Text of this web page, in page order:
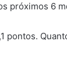
próximos 6
pontos.